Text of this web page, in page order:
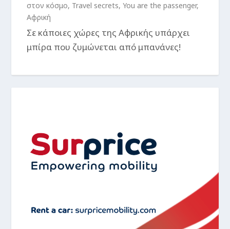
στον κόσμο, Travel secrets,You are the passenger,
Αφρική
Σε κάποιες χώρες της Αφρικής υπάρχει
μπίρα που ζυμώνεται από μπανάνες!